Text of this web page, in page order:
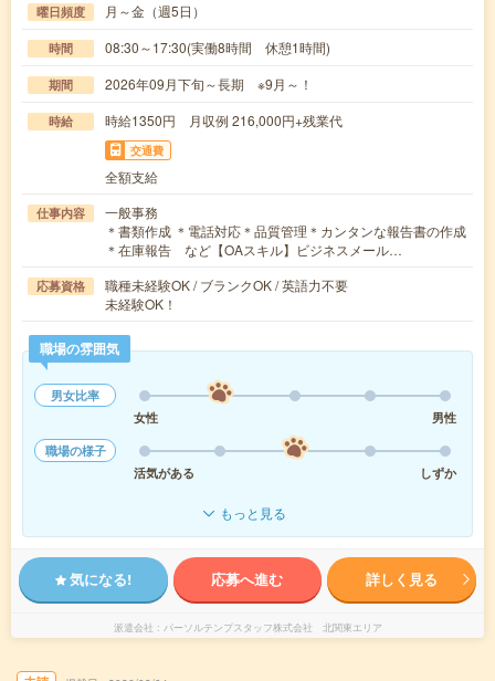
曜日頻度 月～金（週5日）
時間 08:30～17:30(実働8時間 休憩1時間)
期間 2026年09月下旬～長期 ※9月～！
時給 時給1350円 月収例 216,000円+残業代
交通費
全額支給
仕事内容
一般事務
＊書類作成 ＊電話対応＊品質管理＊カンタンな報告書の作成
＊在庫報告 など【OAスキル】ビジネスメール…
応募資格
職種未経験OK / ブランクOK / 英語力不要
未経験OK！
職場の雰囲気
男女比率
女性
男性
職場の様子
活気がある
しずか
もっと見る
気になる! 応募へ進む 詳しく見る
派遣会社 パーソルテンプスタッフ株式会社 北関東エリア